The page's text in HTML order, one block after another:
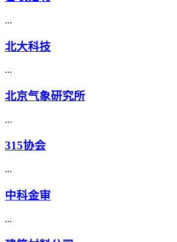
...
北大科技
...
北京气象研究所
...
315协会
...
中科金审
...